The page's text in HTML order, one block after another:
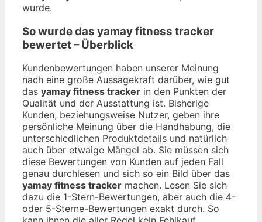
wurde.
So wurde das yamay fitness tracker
bewertet – Überblick
Kundenbewertungen haben unserer Meinung
nach eine große Aussagekraft darüber, wie gut
das yamay fitness tracker in den Punkten der
Qualität und der Ausstattung ist. Bisherige
Kunden, beziehungsweise Nutzer, geben ihre
persönliche Meinung über die Handhabung, die
unterschiedlichen Produktdetails und natürlich
auch über etwaige Mängel ab. Sie müssen sich
diese Bewertungen von Kunden auf jeden Fall
genau durchlesen und sich so ein Bild über das
yamay fitness tracker machen. Lesen Sie sich
dazu die 1-Stern-Bewertungen, aber auch die 4-
oder 5-Sterne-Bewertungen exakt durch. So